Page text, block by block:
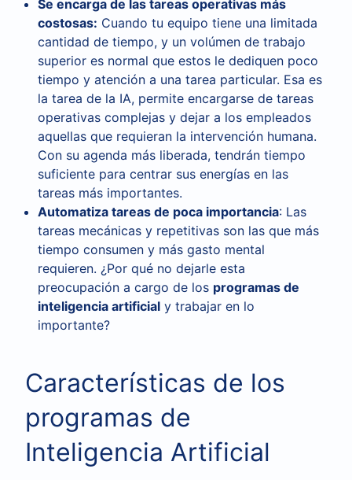
Se encarga de las tareas operativas más
costosas: Cuando tu equipo tiene una limitada
cantidad de tiempo, y un volúmen de trabajo
superior es normal que estos le dediquen poco
tiempo y atención a una tarea particular. Esa es
la tarea de la IA, permite encargarse de tareas
operativas complejas y dejar a los empleados
aquellas que requieran la intervención humana.
Con su agenda más liberada, tendrán tiempo
suficiente para centrar sus energías en las
tareas más importantes.
Automatiza tareas de poca importancia: Las
tareas mecánicas y repetitivas son las que más
tiempo consumen y más gasto mental
requieren. ¿Por qué no dejarle esta
preocupación a cargo de los programas de
inteligencia artificial y trabajar en lo
importante?
Características de los
programas de
Inteligencia Artificial